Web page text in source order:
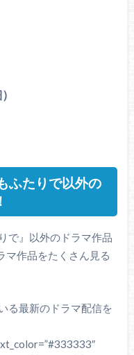
ふたりで以外の
で』以外のドラマ作品
マ作品をたくさん見る
る最新のドラマ配信を